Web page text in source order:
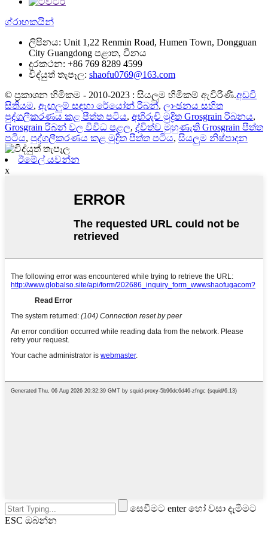
ග්රාහකයින්
ලිපිනය: Unit 1,22 Renmin Road, Humen Town, Dongguan
City Guangdong පළාත, චීනය
දුරකථන: +86 769 8289 4599
විද්යුත් තැපෑල: shaofu0769@163.com
© ප්‍රකාශන හිමිකම - 2010-2023 : සියලුම හිමිකම් ඇවිරිණි.අඩවි
සිතියම, ඇඟලුම් සඳහා රේයෝන් රිබන්, ලාංඡනය සහිත
පුද්ගලීකරණය කළ පීත්ත පටිය, අභිරුචි මුද්‍රිත Grosgrain රිබනය,
Grosgrain රිබන් වල විවිධ පළල, ද්විත්ව මුහුණැති Grosgrain පීත්ත
පටිය, පුද්ගලීකරණය කළ මුද්‍රිත පීත්ත පටිය, සියලුම නිෂ්පාදන
ඊමේල් යවන්න
x
සෙවීමට enter හෝ වසා දැමීමට
ESC ඔබන්න